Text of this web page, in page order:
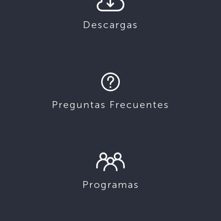
Descargas
Preguntas Frecuentes
Programas